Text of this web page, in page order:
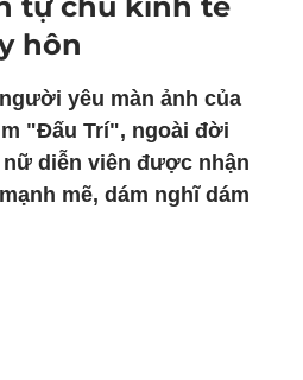
hôn
yêu màn ảnh của
"Đấu Trí", ngoài đời
diễn viên được nhận
mẽ, dám nghĩ dám